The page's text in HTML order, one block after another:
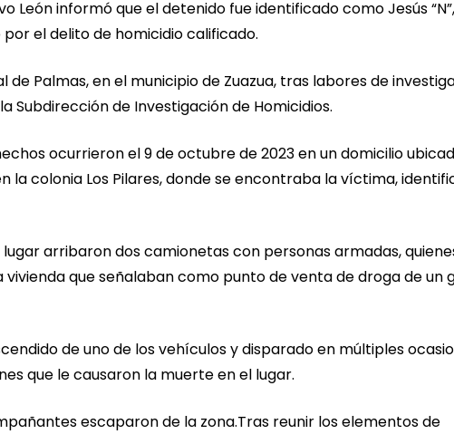
León informó que el detenido fue identificado como Jesús
el delito de homicidio calificado.
de Palmas, en el municipio de Zuazua, tras labores de
Subdirección de Investigación de Homicidios.
ocurrieron el 9 de octubre de 2023 en un domicilio
la colonia Los Pilares, donde se encontraba la víctima,
arribaron dos camionetas con personas armadas,
que señalaban como punto de venta de droga de un
de uno de los vehículos y disparado en múltiples
que le causaron la muerte en el lugar.
escaparon de la zona.Tras reunir los elementos de